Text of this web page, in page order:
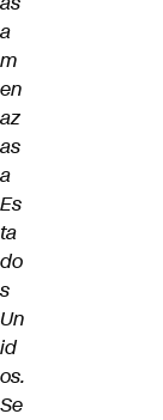
a
m
en
az
as
a
Es
ta
do
s
Un
id
os.
Se